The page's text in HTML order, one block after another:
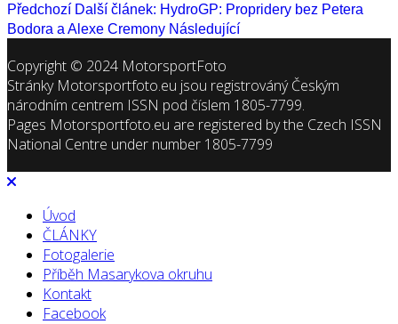
Předchozí Další článek: HydroGP: Propridery bez Petera
Bodora a Alexe Cremony Následující
Copyright © 2024 MotorsportFoto
Stránky Motorsportfoto.eu jsou registrováný Českým
národním centrem ISSN pod číslem 1805-7799.
Pages Motorsportfoto.eu are registered by the Czech ISSN
National Centre under number 1805-7799
Úvod
ČLÁNKY
Fotogalerie
Příběh Masarykova okruhu
Kontakt
Facebook